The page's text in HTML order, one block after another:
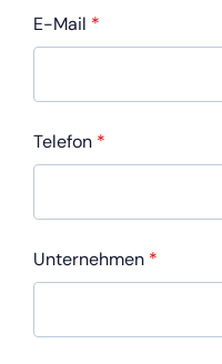
E-Mail *
Telefon *
Unternehmen *